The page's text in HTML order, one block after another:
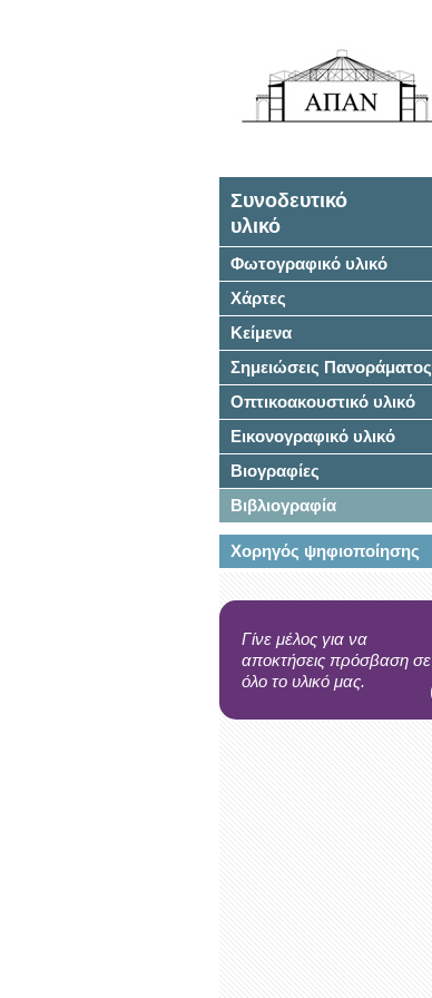
Συνοδευτικό
υλικό
Φωτογραφικό υλικό
Χάρτες
Κείμενα
Σημειώσεις Πανοράματος
Οπτικοακουστικό υλικό
Εικονογραφικό υλικό
Βιογραφίες
Βιβλιογραφία
Χορηγός ψηφιοποίησης
Γίνε μέλος για να
αποκτήσεις πρόσβαση σε
όλο το υλικό μας.